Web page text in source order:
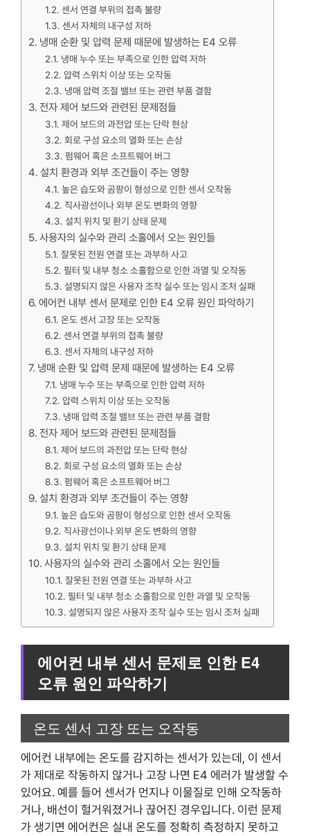
센서 연결 부위의 접촉 불량
센서 자체의 내구성 저하
냉매 순환 및 압력 문제 때문에 발생하는 E4 오류
냉매 누수 또는 부족으로 인한 압력 저하
압력 스위치 이상 또는 오작동
냉매 압력 조절 밸브 또는 관련 부품 결함
전자 제어 보드와 관련된 문제점들
제어 보드의 과전압 또는 단락 현상
회로 구성 요소의 열화 또는 손상
펌웨어 혹은 소프트웨어 버그
설치 환경과 외부 조건들이 주는 영향
높은 습도와 곰팡이 형성으로 인한 센서 오작동
직사광선이나 외부 온도 변화의 영향
설치 위치 및 환기 상태 문제
사용자의 실수와 관리 소홀에서 오는 원인들
잘못된 전원 연결 또는 과부하 사고
필터 및 내부 청소 소홀함으로 인한 과열 및 오작동
설명되지 않은 사용자 조작 실수 또는 임시 조처 실패
에어컨 내부 센서 문제로 인한 E4 오류 원인 파악하기
온도 센서 고장 또는 오작동
센서 연결 부위의 접촉 불량
센서 자체의 내구성 저하
냉매 순환 및 압력 문제 때문에 발생하는 E4 오류
냉매 누수 또는 부족으로 인한 압력 저하
압력 스위치 이상 또는 오작동
냉매 압력 조절 밸브 또는 관련 부품 결함
전자 제어 보드와 관련된 문제점들
제어 보드의 과전압 또는 단락 현상
회로 구성 요소의 열화 또는 손상
펌웨어 혹은 소프트웨어 버그
설치 환경과 외부 조건들이 주는 영향
높은 습도와 곰팡이 형성으로 인한 센서 오작동
직사광선이나 외부 온도 변화의 영향
설치 위치 및 환기 상태 문제
사용자의 실수와 관리 소홀에서 오는 원인들
잘못된 전원 연결 또는 과부하 사고
필터 및 내부 청소 소홀함으로 인한 과열 및 오작동
설명되지 않은 사용자 조작 실수 또는 임시 조처 실패
에어컨 내부 센서 문제로 인한 E4
오류 원인 파악하기
온도 센서 고장 또는 오작동
에어컨 내부에는 온도를 감지하는 센서가 있는데, 이 센서
가 제대로 작동하지 않거나 고장 나면 E4 에러가 발생할 수
있어요. 예를 들어 센서가 먼지나 이물질로 인해 오작동하
거나, 배선이 헐거워졌거나 끊어진 경우입니다. 이런 문제
가 생기면 에어컨은 실내 온도를 정확히 측정하지 못하고